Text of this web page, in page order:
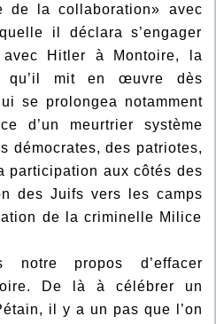
de la collaboration» avec
il déclara s’engager
Hitler à Montoire, la
qu’il mit en œuvre dès
se prolongea notamment
d’un meurtrier système
démocrates, des patriotes,
participation aux côtés des
des Juifs vers les camps
de la criminelle Milice
notre propos d’effacer
De là à célébrer un
il y a un pas que l’on